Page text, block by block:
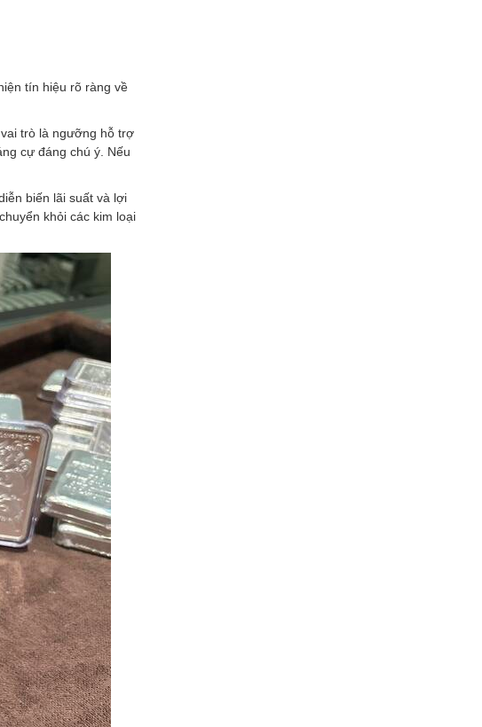
tín hiệu rõ ràng về
trò là ngưỡng hỗ trợ
cự đáng chú ý. Nếu
biến lãi suất và lợi
khỏi các kim loại